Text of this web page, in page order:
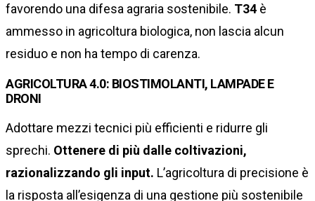
favorendo una difesa agraria sostenibile. T34 è
ammesso in agricoltura biologica, non lascia alcun
residuo e non ha tempo di carenza.
AGRICOLTURA 4.0: BIOSTIMOLANTI, LAMPADE E
DRONI
Adottare mezzi tecnici più efficienti e ridurre gli
sprechi. Ottenere di più dalle coltivazioni,
razionalizzando gli input. L’agricoltura di precisione è
la risposta all’esigenza di una gestione più sostenibile